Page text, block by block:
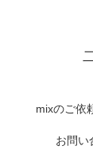
mixのご依
お問い